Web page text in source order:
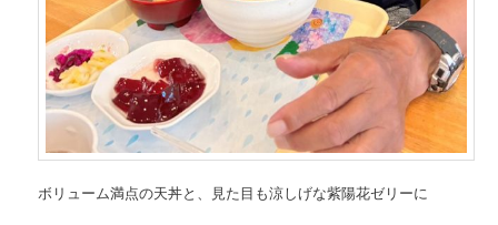
ボリューム満点の天丼と、見た目も涼しげな紫陽花ゼリーに